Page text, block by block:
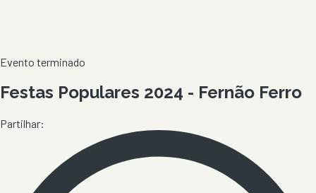
Evento terminado
Festas Populares 2024 - Fernão Ferro
Partilhar: